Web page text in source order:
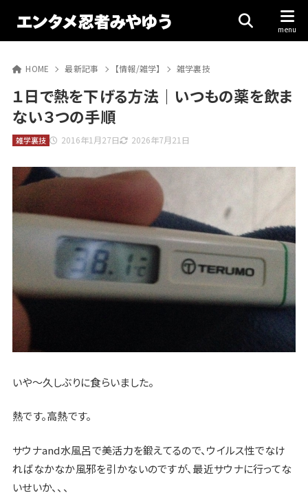
HOME 最新記事 【情報/雑学】 雑学裏技
１日で熱を下げる方法｜いつもの薬を飲ま
ない３つの手順
2016年1月27日 2026年7月21日
雑学裏技
いや〜久しぶりに食らいました。
熱です。高熱です。
サウナand水風呂で美活力を鍛えてるので、ウイルス性でなけ
ればなかなか風邪を引かないのですが、最近サウナに行ってな
いせいか、、、